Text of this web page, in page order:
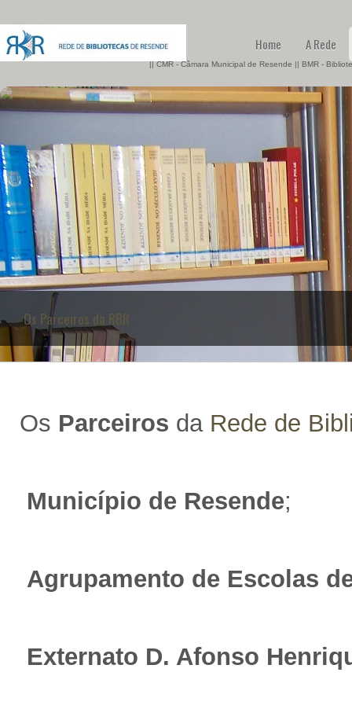
Home A Rede
|| CMR - Câmara Municipal de Resende || BMR -
Os Parceiros da RBR
Os Parceiros da Rede de
Município de Resende;
Agrupamento de Escolas
Externato D. Afonso